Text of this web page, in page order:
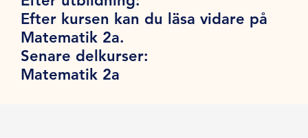
Efter kursen kan du läsa vidare på
Matematik 2a.
Senare delkurser:
Matematik 2a